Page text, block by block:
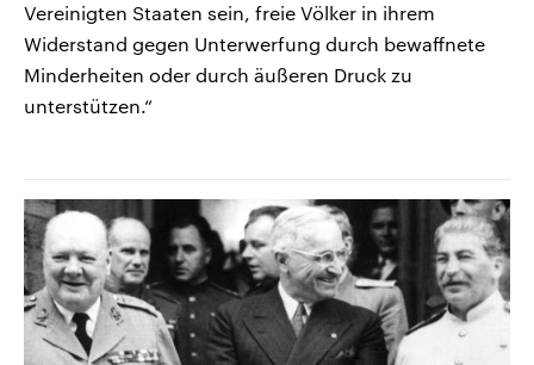
Vereinigten Staaten sein, freie Völker in ihrem
Widerstand gegen Unterwerfung durch bewaffnete
Minderheiten oder durch äußeren Druck zu
unterstützen.“